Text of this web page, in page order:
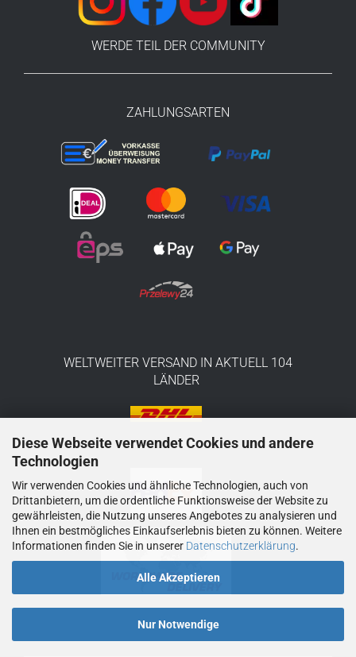
Diese Webseite verwendet Cookies und andere
Technologien
Wir verwenden Cookies und ähnliche Technologien, auch von
Drittanbietern, um die ordentliche Funktionsweise der Website zu
gewährleisten, die Nutzung unseres Angebotes zu analysieren und
Ihnen ein bestmögliches Einkaufserlebnis bieten zu können. Weitere
Informationen finden Sie in unserer Datenschutzerklärung.
Alle Akzeptieren
Nur Notwendige
WERDE TEIL DER COMMUNITY
ZAHLUNGSARTEN
WELTWEITER VERSAND IN AKTUELL 104
LÄNDER